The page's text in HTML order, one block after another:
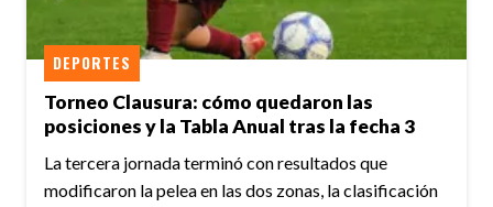
Torneo Clausura: cómo quedaron las
posiciones y la Tabla Anual tras la fecha 3
DEPORTES
La tercera jornada terminó con resultados que
modificaron la pelea en las dos zonas, la clasificación